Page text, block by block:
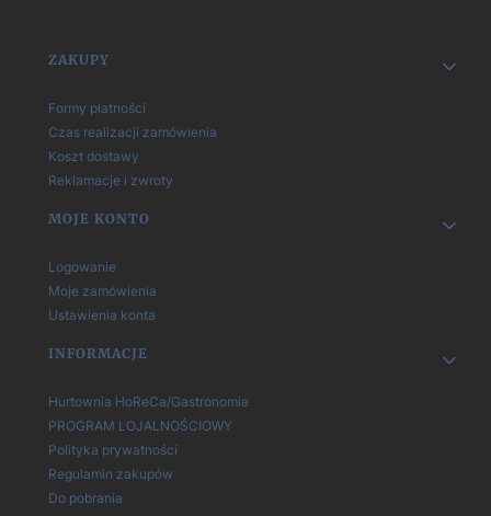
Linki w stopce
ZAKUPY
Formy płatności
Czas realizacji zamówienia
Koszt dostawy
Reklamacje i zwroty
MOJE KONTO
Logowanie
Moje zamówienia
Ustawienia konta
INFORMACJE
Hurtownia HoReCa/Gastronomia
PROGRAM LOJALNOŚCIOWY
Polityka prywatności
Regulamin zakupów
Do pobrania